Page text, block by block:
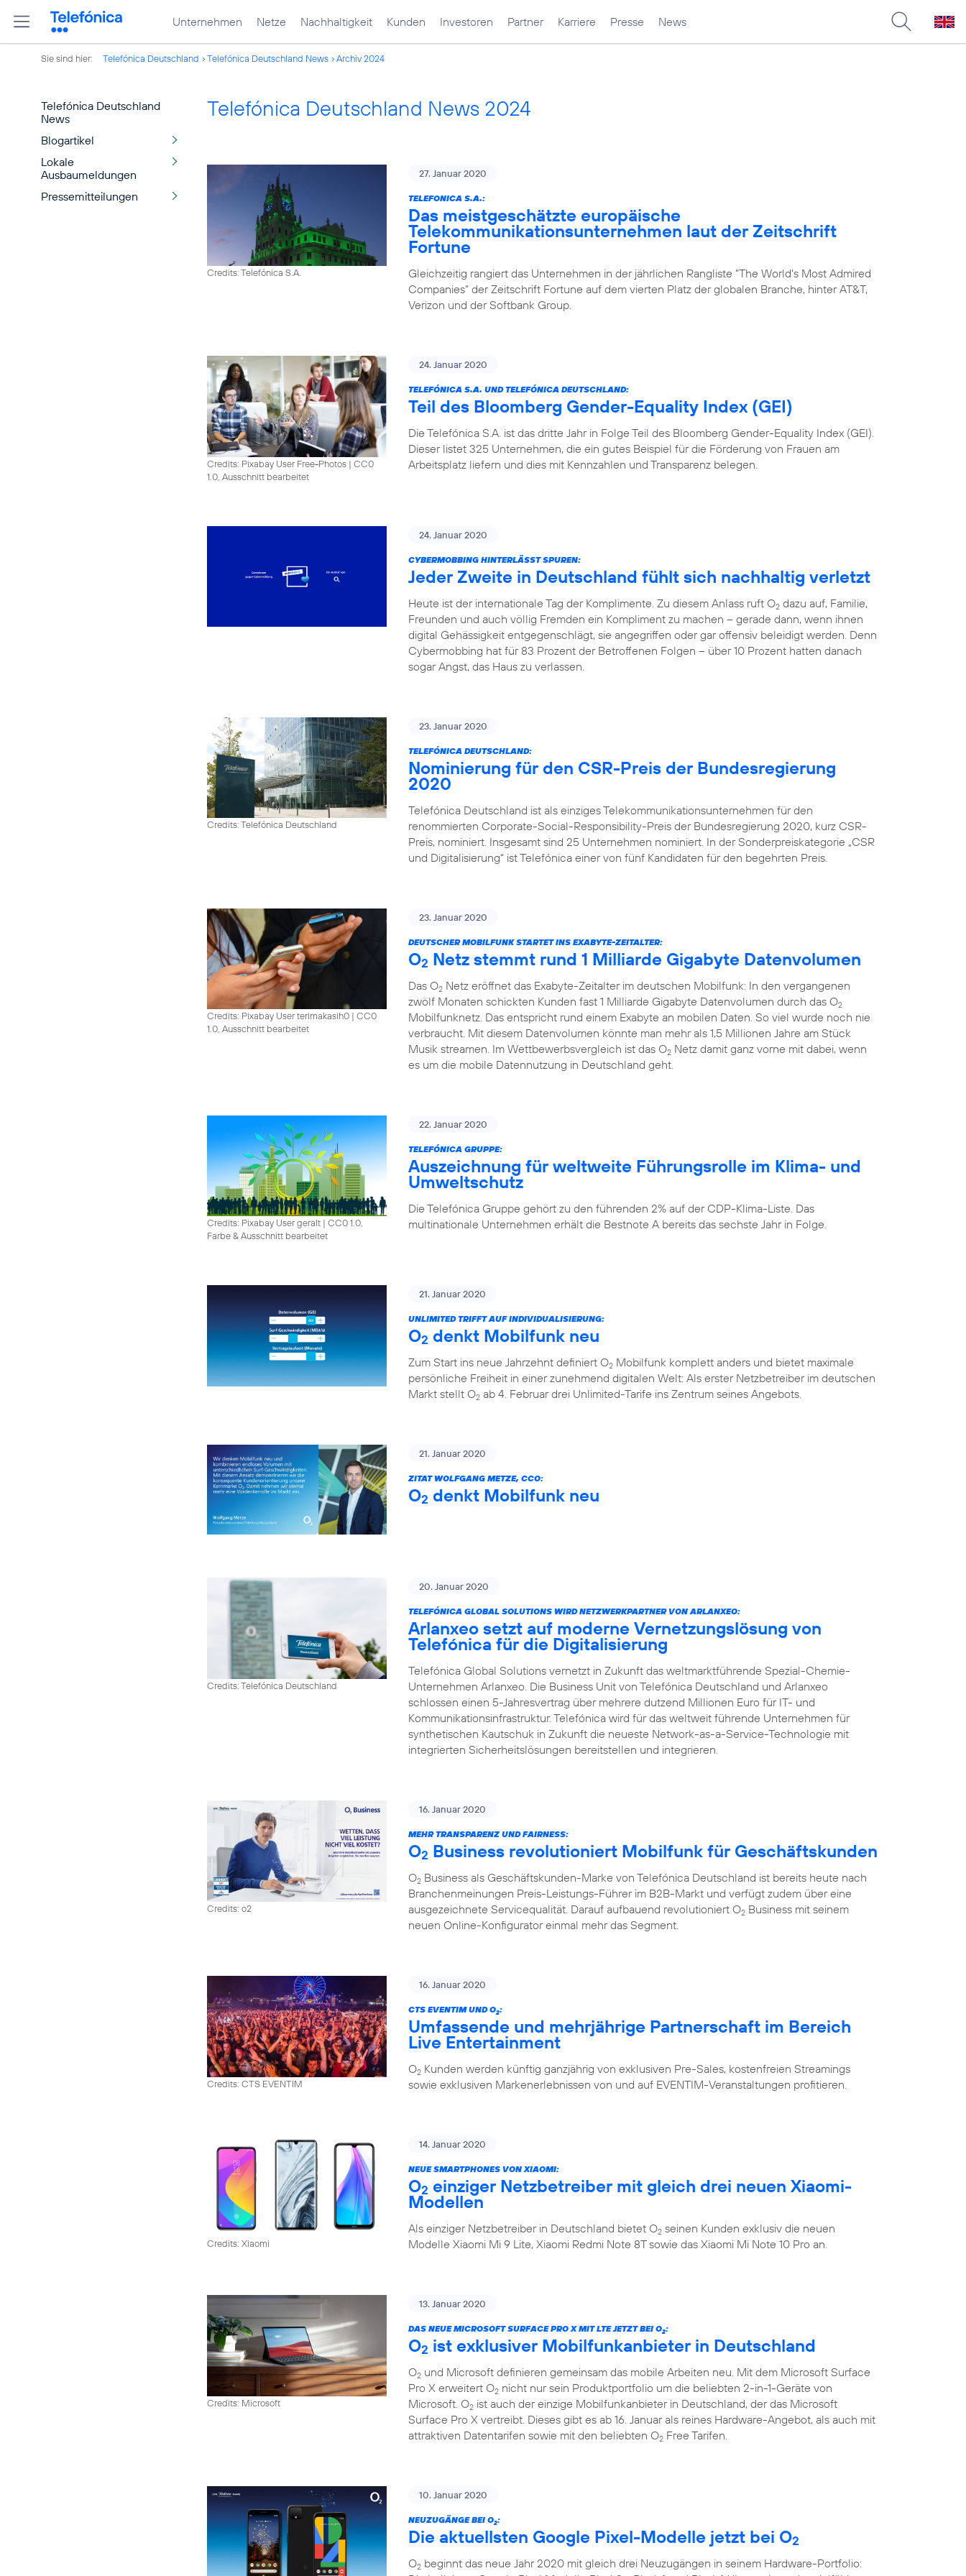
Unternehmen Netze Nachhaltigkeit Kunden Investoren Partner Karriere Presse News
Sie sind hier: Telefónica Deutschland Telefónica Deutschland News Archiv 2024
Telefónica Deutschland
News
Blogartikel
Lokale
Ausbaumeldungen
Pressemitteilungen
Telefónica Deutschland News 2024
Credits: Telefónica S.A.
27. Januar 2020
TELEFONICA S.A.:
Das meistgeschätzte europäische
Telekommunikationsunternehmen laut der Zeitschrift
Fortune
Gleichzeitig rangiert das Unternehmen in der jährlichen Rangliste "The World's Most Admired
Companies" der Zeitschrift Fortune auf dem vierten Platz der globalen Branche, hinter AT&T,
Verizon und der Softbank Group.
Credits: Pixabay User Free-Photos | CC0
1.0, Ausschnitt bearbeitet
24. Januar 2020
TELEFÓNICA S.A. UND TELEFÓNICA DEUTSCHLAND:
Teil des Bloomberg Gender-Equality Index (GEI)
Die Telefónica S.A. ist das dritte Jahr in Folge Teil des Bloomberg Gender-Equality Index (GEI).
Dieser listet 325 Unternehmen, die ein gutes Beispiel für die Förderung von Frauen am
Arbeitsplatz liefern und dies mit Kennzahlen und Transparenz belegen.
24. Januar 2020
CYBERMOBBING HINTERLÄSST SPUREN:
Jeder Zweite in Deutschland fühlt sich nachhaltig verletzt
Heute ist der internationale Tag der Komplimente. Zu diesem Anlass ruft O2 dazu auf, Familie,
Freunden und auch völlig Fremden ein Kompliment zu machen – gerade dann, wenn ihnen
digital Gehässigkeit entgegenschlägt, sie angegriffen oder gar offensiv beleidigt werden. Denn
Cybermobbing hat für 83 Prozent der Betroffenen Folgen – über 10 Prozent hatten danach
sogar Angst, das Haus zu verlassen.
Credits: Telefónica Deutschland
23. Januar 2020
TELEFÓNICA DEUTSCHLAND:
Nominierung für den CSR-Preis der Bundesregierung
2020
Telefónica Deutschland ist als einziges Telekommunikationsunternehmen für den
renommierten Corporate-Social-Responsibility-Preis der Bundesregierung 2020, kurz CSR-
Preis, nominiert. Insgesamt sind 25 Unternehmen nominiert. In der Sonderpreiskategorie „CSR
und Digitalisierung“ ist Telefónica einer von fünf Kandidaten für den begehrten Preis.
Credits: Pixabay User terimakasih0 | CC0
1.0, Ausschnitt bearbeitet
23. Januar 2020
DEUTSCHER MOBILFUNK STARTET INS EXABYTE-ZEITALTER:
O2 Netz stemmt rund 1 Milliarde Gigabyte Datenvolumen
Das O2 Netz eröffnet das Exabyte-Zeitalter im deutschen Mobilfunk: In den vergangenen
zwölf Monaten schickten Kunden fast 1 Milliarde Gigabyte Datenvolumen durch das O2
Mobilfunknetz. Das entspricht rund einem Exabyte an mobilen Daten. So viel wurde noch nie
verbraucht. Mit diesem Datenvolumen könnte man mehr als 1,5 Millionen Jahre am Stück
Musik streamen. Im Wettbewerbsvergleich ist das O2 Netz damit ganz vorne mit dabei, wenn
es um die mobile Datennutzung in Deutschland geht.
Credits: Pixabay User geralt | CC0 1.0,
Farbe & Ausschnitt bearbeitet
22. Januar 2020
TELEFÓNICA GRUPPE:
Auszeichnung für weltweite Führungsrolle im Klima- und
Umweltschutz
Die Telefónica Gruppe gehört zu den führenden 2% auf der CDP-Klima-Liste. Das
multinationale Unternehmen erhält die Bestnote A bereits das sechste Jahr in Folge.
21. Januar 2020
UNLIMITED TRIFFT AUF INDIVIDUALISIERUNG:
O2 denkt Mobilfunk neu
Zum Start ins neue Jahrzehnt definiert O2 Mobilfunk komplett anders und bietet maximale
persönliche Freiheit in einer zunehmend digitalen Welt: Als erster Netzbetreiber im deutschen
Markt stellt O2 ab 4. Februar drei Unlimited-Tarife ins Zentrum seines Angebots.
21. Januar 2020
ZITAT WOLFGANG METZE, CCO:
O2 denkt Mobilfunk neu
Credits: Telefónica Deutschland
20. Januar 2020
TELEFÓNICA GLOBAL SOLUTIONS WIRD NETZWERKPARTNER VON ARLANXEO:
Arlanxeo setzt auf moderne Vernetzungslösung von
Telefónica für die Digitalisierung
Telefónica Global Solutions vernetzt in Zukunft das weltmarktführende Spezial-Chemie-
Unternehmen Arlanxeo. Die Business Unit von Telefónica Deutschland und Arlanxeo
schlossen einen 5-Jahresvertrag über mehrere dutzend Millionen Euro für IT- und
Kommunikationsinfrastruktur. Telefónica wird für das weltweit führende Unternehmen für
synthetischen Kautschuk in Zukunft die neueste Network-as-a-Service-Technologie mit
integrierten Sicherheitslösungen bereitstellen und integrieren.
Credits: o2
16. Januar 2020
MEHR TRANSPARENZ UND FAIRNESS:
O2 Business revolutioniert Mobilfunk für Geschäftskunden
O2 Business als Geschäftskunden-Marke von Telefónica Deutschland ist bereits heute nach
Branchenmeinungen Preis-Leistungs-Führer im B2B-Markt und verfügt zudem über eine
ausgezeichnete Servicequalität. Darauf aufbauend revolutioniert O2 Business mit seinem
neuen Online-Konfigurator einmal mehr das Segment.
Credits: CTS EVENTIM
16. Januar 2020
CTS EVENTIM UND O2:
Umfassende und mehrjährige Partnerschaft im Bereich
Live Entertainment
O2 Kunden werden künftig ganzjährig von exklusiven Pre-Sales, kostenfreien Streamings
sowie exklusiven Markenerlebnissen von und auf EVENTIM-Veranstaltungen profitieren.
Credits: Xiaomi
14. Januar 2020
NEUE SMARTPHONES VON XIAOMI:
O2 einziger Netzbetreiber mit gleich drei neuen Xiaomi-
Modellen
Als einziger Netzbetreiber in Deutschland bietet O2 seinen Kunden exklusiv die neuen
Modelle Xiaomi Mi 9 Lite, Xiaomi Redmi Note 8T sowie das Xiaomi Mi Note 10 Pro an.
Credits: Microsoft
13. Januar 2020
DAS NEUE MICROSOFT SURFACE PRO X MIT LTE JETZT BEI O2:
O2 ist exklusiver Mobilfunkanbieter in Deutschland
O2 und Microsoft definieren gemeinsam das mobile Arbeiten neu. Mit dem Microsoft Surface
Pro X erweitert O2 nicht nur sein Produktportfolio um die beliebten 2-in-1-Geräte von
Microsoft. O2 ist auch der einzige Mobilfunkanbieter in Deutschland, der das Microsoft
Surface Pro X vertreibt. Dieses gibt es ab 16. Januar als reines Hardware-Angebot, als auch mit
attraktiven Datentarifen sowie mit den beliebten O2 Free Tarifen.
10. Januar 2020
NEUZUGÄNGE BEI O2:
Die aktuellsten Google Pixel-Modelle jetzt bei O2
O2 beginnt das neue Jahr 2020 mit gleich drei Neuzugängen in seinem Hardware-Portfolio: